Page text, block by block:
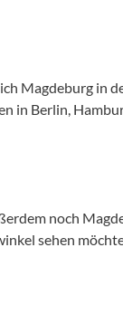
Magdeburg in
in Berlin,
noch
sehen